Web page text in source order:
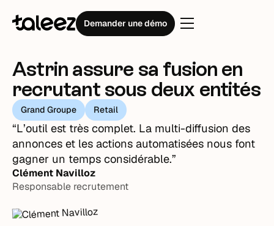
Demander une démo
Témoignages clients Astrin
Astrin assure sa fusion en
recrutant sous deux entités
Grand Groupe Retail
“L’outil est très complet. La multi-diffusion des
annonces et les actions automatisées nous font
gagner un temps considérable.”
Clément Navilloz
Responsable recrutement